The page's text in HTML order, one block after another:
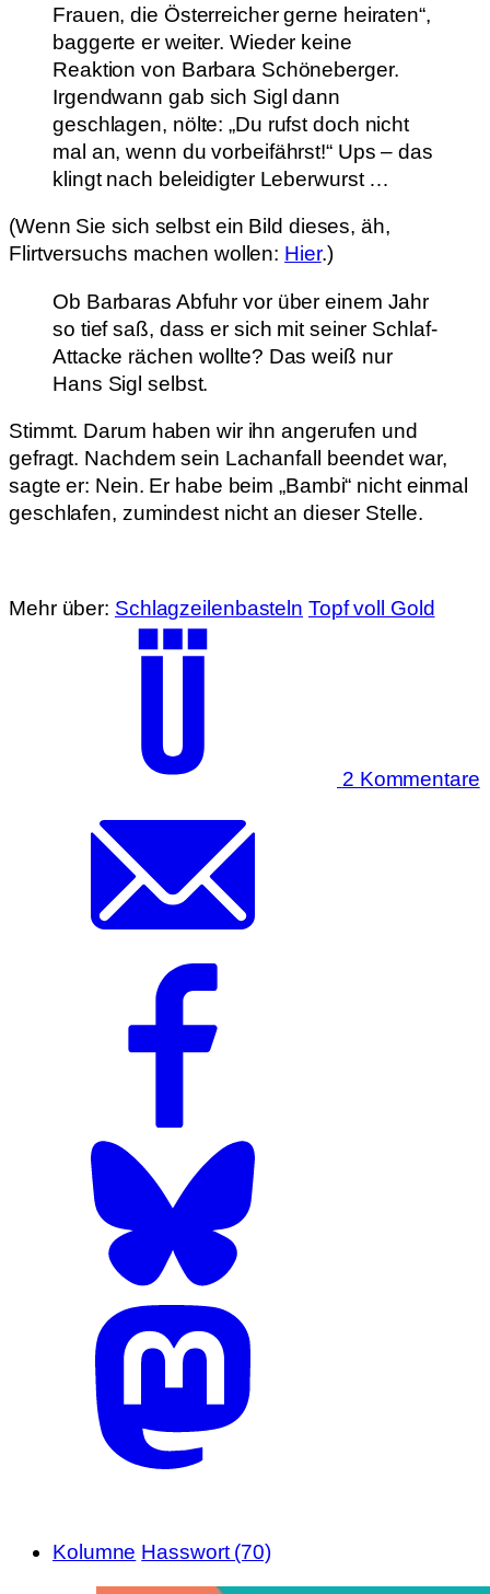
Frauen, die Österreicher gerne heiraten“,
baggerte er weiter. Wieder keine
Reaktion von Barbara Schöneberger.
Irgendwann gab sich Sigl dann
geschlagen, nölte: „Du rufst doch nicht
mal an, wenn du vorbeifährst!“ Ups – das
klingt nach beleidigter Leberwurst …
(Wenn Sie sich selbst ein Bild dieses, äh,
Flirtversuchs machen wollen: Hier.)
Ob Barbaras Abfuhr vor über einem Jahr
so tief saß, dass er sich mit seiner Schlaf-
Attacke rächen wollte? Das weiß nur
Hans Sigl selbst.
Stimmt. Darum haben wir ihn angerufen und
gefragt. Nachdem sein Lachanfall beendet war,
sagte er: Nein. Er habe beim „Bambi“ nicht einmal
geschlafen, zumindest nicht an dieser Stelle.
Mehr über: Schlagzeilenbasteln Topf voll Gold
2 Kommentare
Kolumne Hasswort (70)